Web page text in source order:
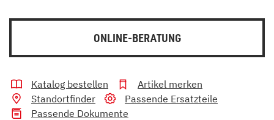
ONLINE-BERATUNG
Katalog bestellen
Artikel merken
Standortfinder
Passende Ersatzteile
Passende Dokumente